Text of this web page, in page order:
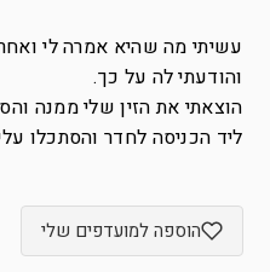
עשיתי מה שהיא אמרה לי
והודעתי לה על כך.
הוצאתי את הזין שלי ממנה
ליד הכניסה לחדר והסתכלו
הוספה למועדפים שלי